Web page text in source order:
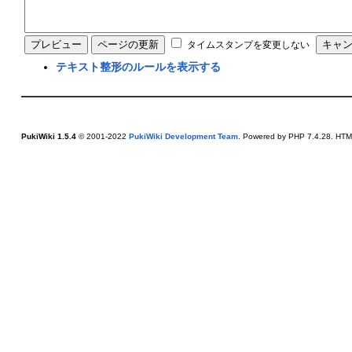
タイムスタンプを変更しない
テキスト整形のルールを表示する
PukiWiki 1.5.4© 2001-2022 PukiWiki Development Team. Powered by PHP 7.4.28.